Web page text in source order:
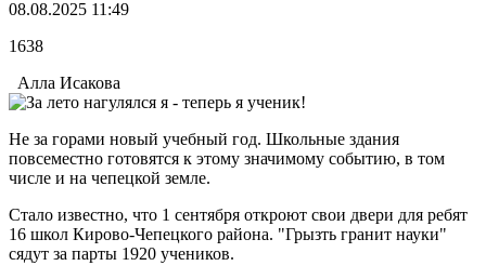
08.08.2025 11:49
1638
Алла Исакова
Не за горами новый учебный год. Школьные здания
повсеместно готовятся к этому значимому событию, в том
числе и на чепецкой земле.
Стало известно, что 1 сентября откроют свои двери для ребят
16 школ Кирово-Чепецкого района. "Грызть гранит науки"
сядут за парты 1920 учеников.